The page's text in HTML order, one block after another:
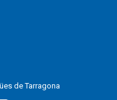
de Tarragona